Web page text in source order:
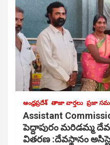
ఆంధ్రప్రదేశ్ తాజా వార్తలు ప్రజా
Assistant
పెద్దాపురం మరిడమ్మ
వితరణ :దేవస్థానం